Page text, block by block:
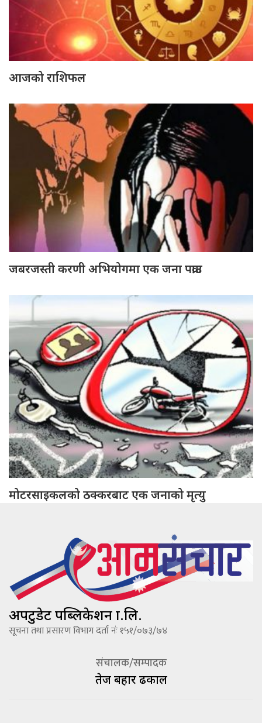
आजको राशिफल
जबरजस्ती करणी अभियोगमा एक जना पक्राउ
मोटरसाइकलको ठक्करबाट एक जनाको मृत्यु
अपटुडेट पब्लिकेशन प्रा.लि.
सूचना तथा प्रसारण विभाग दर्ता नंः १५१/०७३/७४
संचालक/सम्पादक
तेज बहादूर ढकाल